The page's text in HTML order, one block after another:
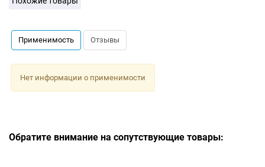
Применимость Отзывы
Нет информации о применимости
Обратите внимание на сопутствующие товары: